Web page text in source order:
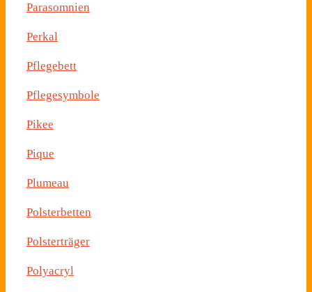
Parasomnien
Perkal
Pflegebett
Pflegesymbole
Pikee
Pique
Plumeau
Polsterbetten
Polsterträger
Polyacryl